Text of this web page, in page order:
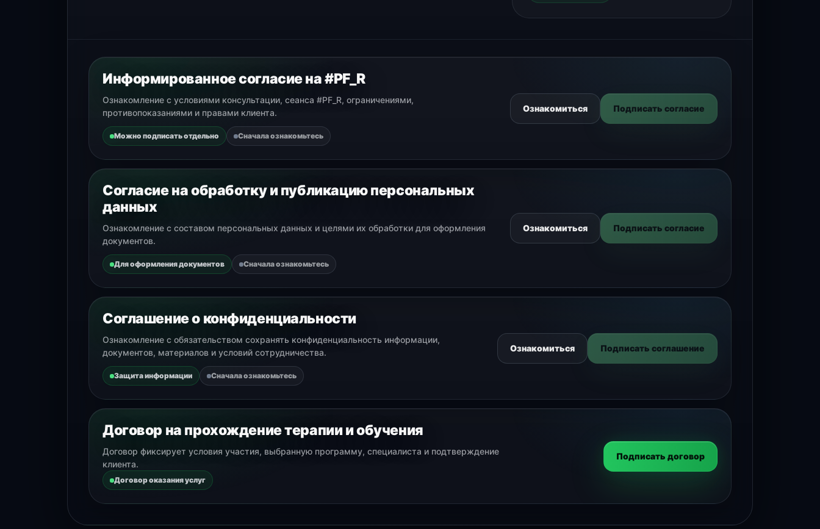
Информированное согласие на #PF_R
Ознакомление с условиями консультации, сеанса #PF_R, ограничениями,
противопоказаниями и правами клиента.
Можно подписать отдельно Сначала ознакомьтесь
Ознакомиться Подписать согласие
Согласие на обработку и публикацию персональных
данных
Ознакомление с составом персональных данных и целями их обработки для оформления
документов.
Для оформления документов Сначала ознакомьтесь
Ознакомиться Подписать согласие
Соглашение о конфиденциальности
Ознакомление с обязательством сохранять конфиденциальность информации,
документов, материалов и условий сотрудничества.
Защита информации Сначала ознакомьтесь
Ознакомиться Подписать соглашение
Договор на прохождение терапии и обучения
Договор фиксирует условия участия, выбранную программу, специалиста и подтверждение
клиента.
Договор оказания услуг
Подписать договор